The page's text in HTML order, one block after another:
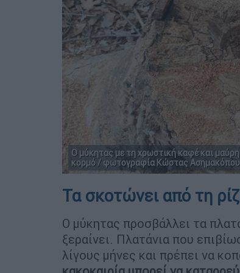
Ο μύκητας με τη χρωστική καφέ και
κορμό / φωτογραφία Κώστας
Τα σκοτώνει από τη
Ο μύκητας προσβάλλει τα
ξεραίνει. Πλατάνια που
λίγους μήνες και πρέπει να